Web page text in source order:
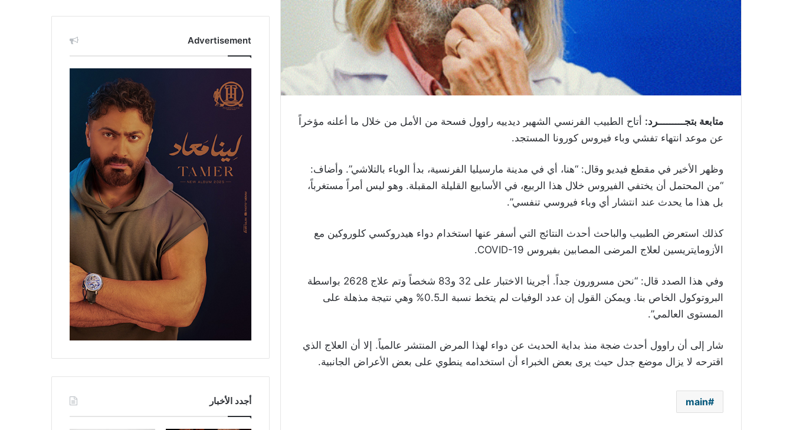
متابعة بتجـــــــــرد: أتاح الطبيب الفرنسي الشهير ديدييه راوول فسحة من الأمل من خلال ما أعلنه مؤخراً
عن موعد انتهاء تفشي وباء فيروس كورونا المستجد.
وظهر الأخير في مقطع فيديو وقال: “هنا، أي في مدينة مارسيليا الفرنسية، بدأ الوباء بالتلاشي”. وأضاف:
“من المحتمل أن يختفي الفيروس خلال هذا الربيع، في الأسابيع القليلة المقبلة. وهو ليس أمراً مستغرباً،
بل هذا ما يحدث عند انتشار أي وباء فيروسي تنفسي”.
كذلك استعرض الطبيب والباحث أحدث النتائج التي أسفر عنها استخدام دواء هيدروكسي كلوروكين مع
الأزومايتريسين لعلاج المرضى المصابين بفيروس COVID-19.
وفي هذا الصدد قال: “نحن مسرورون جداً. أجرينا الاختبار على 32 و83 شخصاً وتم علاج 2628 بواسطة
البروتوكول الخاص بنا. ويمكن القول إن عدد الوفيات لم يتخط نسبة الـ0.5% وهي نتيجة مذهلة على
المستوى العالمي”.
شار إلى أن راوول أحدث ضجة منذ بداية الحديث عن دواء لهذا المرض المنتشر عالمياً. إلا أن العلاج الذي
اقترحه لا يزال موضع جدل حيث يرى بعض الخبراء أن استخدامه ينطوي على بعض الأعراض الجانبية.
main
Advertisement
أجدد الأخبار